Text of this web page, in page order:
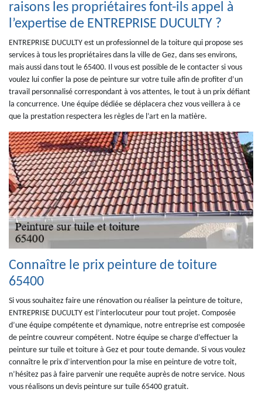
raisons les propriétaires font-ils appel à
l’expertise de ENTREPRISE DUCULTY ?
ENTREPRISE DUCULTY est un professionnel de la toiture qui propose ses
services à tous les propriétaires dans la ville de Gez, dans ses environs,
mais aussi dans tout le 65400. Il vous est possible de le contacter si vous
voulez lui confier la pose de peinture sur votre tuile afin de profiter d’un
travail personnalisé correspondant à vos attentes, le tout à un prix défiant
la concurrence. Une équipe dédiée se déplacera chez vous veillera à ce
que la prestation respectera les règles de l’art en la matière.
Connaître le prix peinture de toiture
65400
Si vous souhaitez faire une rénovation ou réaliser la peinture de toiture,
ENTREPRISE DUCULTY est l’interlocuteur pour tout projet. Composée
d’une équipe compétente et dynamique, notre entreprise est composée
de peintre couvreur compétent. Notre équipe se charge d’effectuer la
peinture sur tuile et toiture à Gez et pour toute demande. Si vous voulez
connaître le prix d’intervention pour la mise en peinture de votre toit,
n’hésitez pas à faire parvenir une requête auprès de notre service. Nous
vous réalisons un devis peinture sur tuile 65400 gratuit.